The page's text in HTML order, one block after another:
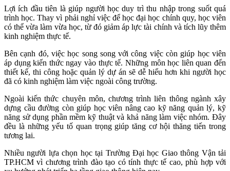
Lợi ích đầu tiên là giúp người học duy trì thu nhập trong suốt quá
trình học. Thay vì phải nghỉ việc để học đại học chính quy, học viên
có thể vừa làm vừa học, từ đó giảm áp lực tài chính và tích lũy thêm
kinh nghiệm thực tế.
Bên cạnh đó, việc học song song với công việc còn giúp học viên
áp dụng kiến thức ngay vào thực tế. Những môn học liên quan đến
thiết kế, thi công hoặc quản lý dự án sẽ dễ hiểu hơn khi người học
đã có kinh nghiệm làm việc ngoài công trường.
Ngoài kiến thức chuyên môn, chương trình liên thông ngành xây
dựng cầu đường còn giúp học viên nâng cao kỹ năng quản lý, kỹ
năng sử dụng phần mềm kỹ thuật và khả năng làm việc nhóm. Đây
đều là những yếu tố quan trọng giúp tăng cơ hội thăng tiến trong
tương lai.
Nhiều người lựa chọn học tại Trường Đại học Giao thông Vận tải
TP.HCM vì chương trình đào tạo có tính thực tế cao, phù hợp với